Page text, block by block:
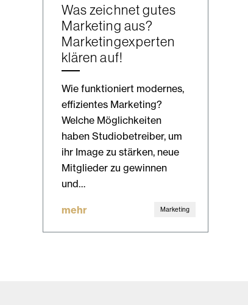
Was zeichnet gutes
Marketing aus?
Marketingexperten
klären auf!
Wie funktioniert modernes,
effizientes Marketing?
Welche Möglichkeiten
haben Studiobetreiber, um
ihr Image zu stärken, neue
Mitglieder zu gewinnen
und…
mehr Marketing